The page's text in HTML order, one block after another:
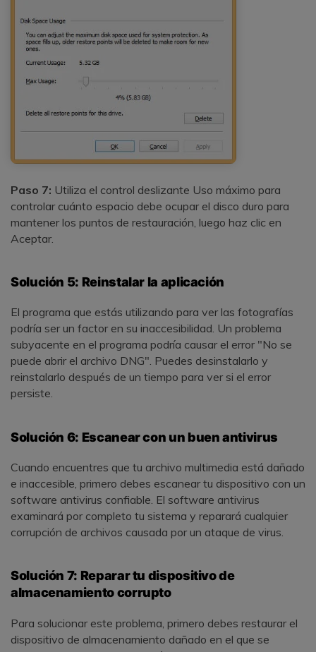
Paso 7: Utiliza el control deslizante Uso máximo para
controlar cuánto espacio debe ocupar el disco duro para
mantener los puntos de restauración, luego haz clic en
Aceptar.
Solución 5: Reinstalar la aplicación
El programa que estás utilizando para ver las fotografías
podría ser un factor en su inaccesibilidad. Un problema
subyacente en el programa podría causar el error "No se
puede abrir el archivo DNG". Puedes desinstalarlo y
reinstalarlo después de un tiempo para ver si el error
persiste.
Solución 6: Escanear con un buen antivirus
Cuando encuentres que tu archivo multimedia está dañado
e inaccesible, primero debes escanear tu dispositivo con un
software antivirus confiable. El software antivirus
examinará por completo tu sistema y reparará cualquier
corrupción de archivos causada por un ataque de virus.
Solución 7: Reparar tu dispositivo de
almacenamiento corrupto
Para solucionar este problema, primero debes restaurar el
dispositivo de almacenamiento dañado en el que se